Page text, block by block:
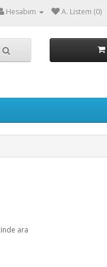
Hesabım A. Listem (0)
ara